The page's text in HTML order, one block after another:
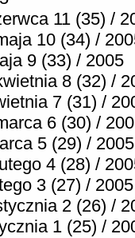
11 (35) /
10 (34) /
9 (33) / 2005
8 (32) /
7 (31) /
6 (30) /
5 (29) / 2005
4 (28) /
3 (27) / 2005
2 (26) /
1 (25) /